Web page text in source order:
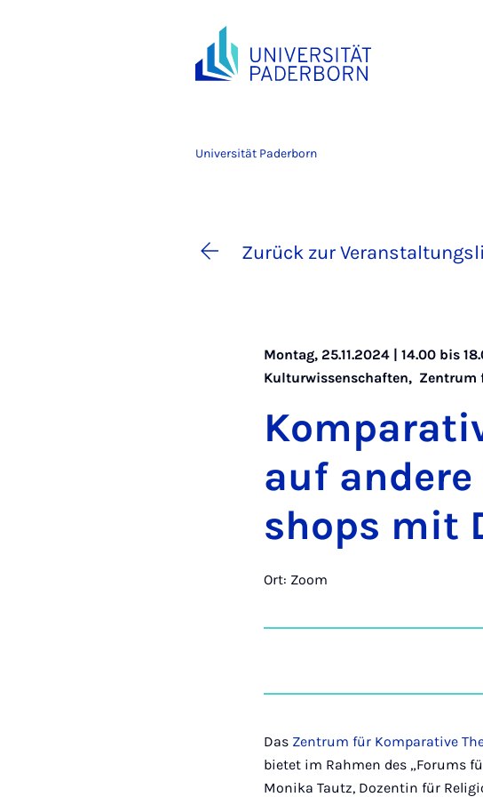
Universität Paderborn
Zurück zur
Montag, 25.11.2024 | 14.00 bis
Kulturwissenschaften, Zentrum
auf
shops mit
Ort: Zoom
Das Zentrum für Komparative
bietet im Rahmen des „Forums
Monika Tautz, Dozentin für